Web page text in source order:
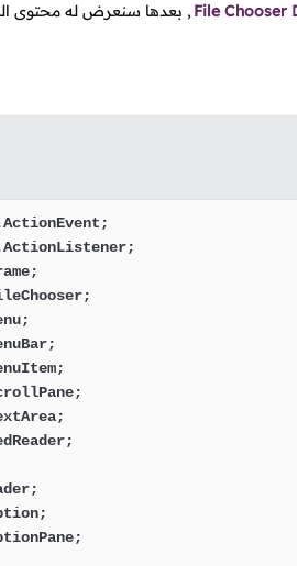
File Chooser , بعدها سنعرض له محتوى